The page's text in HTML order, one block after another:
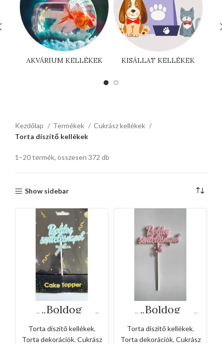
AKVÁRIUM KELLÉKEK KISÁLLAT KELLÉKEK
Kezdőlap Termékek
Cukrász kellékek
Torta díszítő kellékek
1–20 termék, összesen 372 db
Show sidebar
„Boldog
születésnapot”
Torta beszúró-
kék
Torta díszítő kellékek,
Torta dekorációk, Cukrász
„Boldog
születésnapot”
Torta beszúró-
rózsaszín
Torta díszítő kellékek,
Torta dekorációk, Cukrász